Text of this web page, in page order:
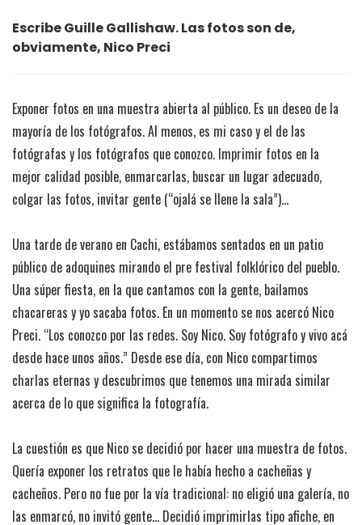
Escribe Guille Gallishaw. Las fotos son de,
obviamente, Nico Preci
Exponer fotos en una muestra abierta al público. Es un deseo de la
mayoría de los fotógrafos. Al menos, es mi caso y el de las
fotógrafas y los fotógrafos que conozco. Imprimir fotos en la
mejor calidad posible, enmarcarlas, buscar un lugar adecuado,
colgar las fotos, invitar gente (“ojalá se llene la sala”)…
Una tarde de verano en Cachi, estábamos sentados en un patio
público de adoquines mirando el pre festival folklórico del pueblo.
Una súper fiesta, en la que cantamos con la gente, bailamos
chacareras y yo sacaba fotos. En un momento se nos acercó Nico
Preci. “Los conozco por las redes. Soy Nico. Soy fotógrafo y vivo acá
desde hace unos años.” Desde ese día, con Nico compartimos
charlas eternas y descubrimos que tenemos una mirada similar
acerca de lo que significa la fotografía.
La cuestión es que Nico se decidió por hacer una muestra de fotos.
Quería exponer los retratos que le había hecho a cacheñas y
cacheños. Pero no fue por la vía tradicional: no eligió una galería, no
las enmarcó, no invitó gente… Decidió imprimirlas tipo afiche, en